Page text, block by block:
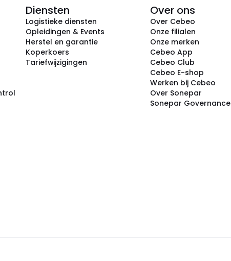
Diensten
Logistieke diensten
Opleidingen & Events
Herstel en garantie
Koperkoers
Tariefwijzigingen
Over ons
Over Cebeo
Onze filialen
Onze merken
Cebeo App
Cebeo Club
Cebeo E-shop
Werken bij Cebeo
Over Sonepar
Sonepar Governance